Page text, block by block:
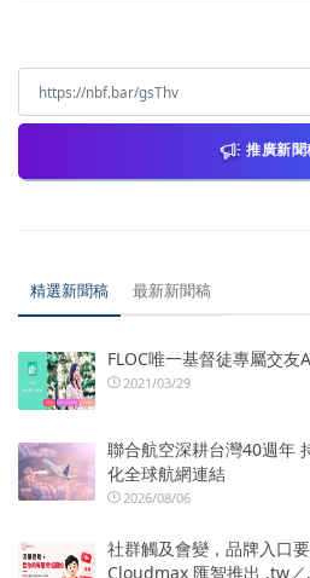
推廣新聞
精選新聞稿 最新新聞稿
FLOC唯一基督徒專屬交友
2021/03/29
聯合航空深耕台灣40週年
化全球航網連結
2026/08/06
社群觸及會變，品牌入口
Cloudmax 匯智推出 .tw